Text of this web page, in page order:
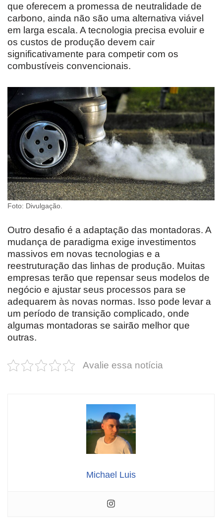
que oferecem a promessa de neutralidade de
carbono, ainda não são uma alternativa viável
em larga escala. A tecnologia precisa evoluir e
os custos de produção devem cair
significativamente para competir com os
combustíveis convencionais.
Foto: Divulgação.
Outro desafio é a adaptação das montadoras. A
mudança de paradigma exige investimentos
massivos em novas tecnologias e a
reestruturação das linhas de produção. Muitas
empresas terão que repensar seus modelos de
negócio e ajustar seus processos para se
adequarem às novas normas. Isso pode levar a
um período de transição complicado, onde
algumas montadoras se sairão melhor que
outras.
Avalie essa notícia
Michael Luis